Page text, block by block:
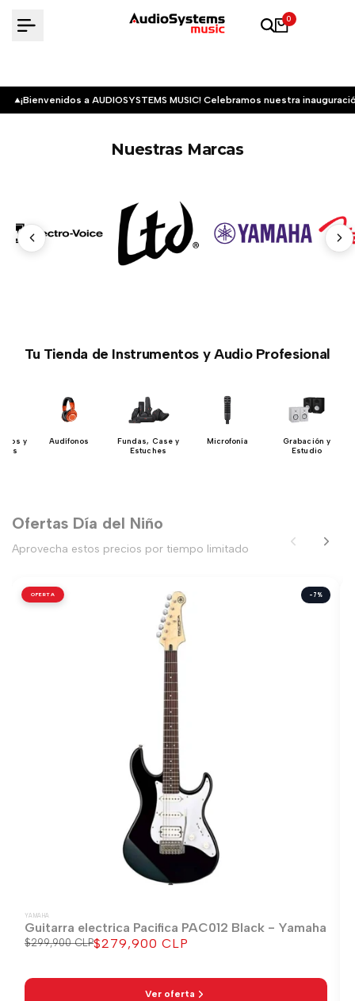
0
¡Bienvenidos a AUDIOSYSTEMS MUSIC! Celebramos nuestra
Nuestras Marcas
Tu Tienda de Instrumentos y Audio Profesional
y
Audífonos
Fundas, Case y
Estuches
Microfonía
Grabación y
Estudio
Ofertas Día del Niño
Aprovecha estos precios por tiempo limitado
OFERTA -7%
YAMAHA
Guitarra electrica Pacifica PAC012 Black - Yamaha
Precio
$299,900 CLPPrecio
$279,900 CLP
Ver oferta